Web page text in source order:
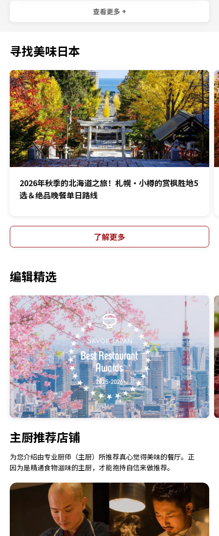
查看更多 +
寻找美味日本
2026年秋季的北海道之旅！札幌・小樽的赏枫胜地5
选＆绝品晚餐单日路线
了解更多
编辑精选
主厨推荐店铺
为您介绍由专业厨师（主厨）所推荐真心觉得美味的餐厅。正
因为是精通食物滋味的主厨，才能抱持自信来做推荐。